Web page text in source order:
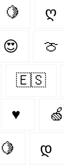
🍋 ღ
😍 🍈
🇪🇸
♥ 🍏
🍋‍ დ